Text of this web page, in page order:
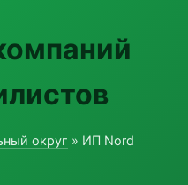
округ » ИП Nord